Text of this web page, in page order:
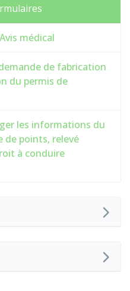
médical
de fabrication
du permis de
les informations du
de points, relevé
à conduire